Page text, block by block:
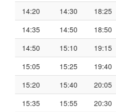
14:20
14:30 18:25
14:35
14:50 18:50
14:50
15:10 19:15
15:05
15:25 19:40
15:20
15:40 20:05
15:35
15:55 20:30